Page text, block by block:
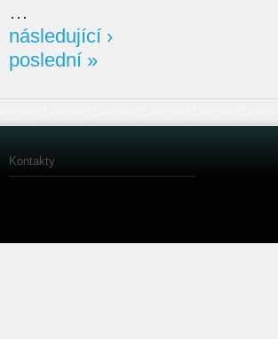
…
následující ›
poslední »
Kontakty